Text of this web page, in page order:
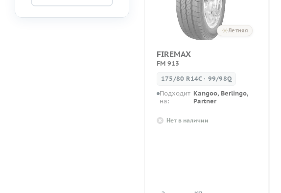
Летняя
FIREMAX
FM 913
175/80 R14C · 99/98Q
Подходит
на:
Kangoo, Berlingo,
Partner
Нет в наличии